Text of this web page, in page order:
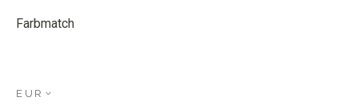
Farbmatch
EUR